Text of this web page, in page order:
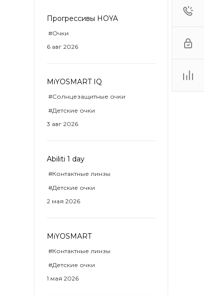
Прогрессивы HOYA
#Очки
6 авг 2026
MiYOSMART IQ
#Солнцезащитные очки
#Детские очки
3 авг 2026
Abiliti 1 day
#Контактные линзы
#Детские очки
2 мая 2026
MiYOSMART
#Контактные линзы
#Детские очки
1 мая 2026